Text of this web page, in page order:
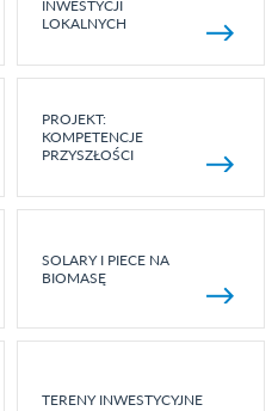
INWESTYCJI
LOKALNYCH
PROJEKT:
KOMPETENCJE
PRZYSZŁOŚCI
SOLARY I PIECE NA
BIOMASĘ
TERENY INWESTYCYJNE